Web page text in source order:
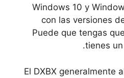
Windows 10 y
con las
Puede que
El DXBX